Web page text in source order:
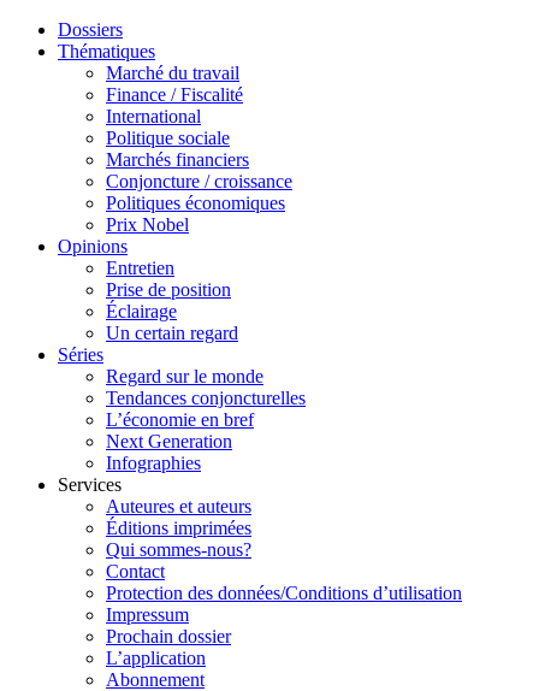
Dossiers
Thématiques
Marché du travail
Finance / Fiscalité
International
Politique sociale
Marchés financiers
Conjoncture / croissance
Politiques économiques
Prix Nobel
Opinions
Entretien
Prise de position
Éclairage
Un certain regard
Séries
Regard sur le monde
Tendances conjoncturelles
L’économie en bref
Next Generation
Infographies
Services
Auteures et auteurs
Éditions imprimées
Qui sommes-nous?
Contact
Protection des données/Conditions d’utilisation
Impressum
Prochain dossier
L’application
Abonnement